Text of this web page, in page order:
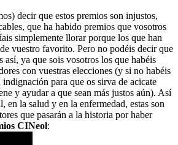
decir que estos premios son injustos,
que ha habido premios que vosotros
simplemente llorar porque los que han
vuestro favorito. Pero no podéis decir que
así, ya que sois vosotros los que habéis
con vuestras elecciones (y si no habéis
para que os sirva de acicate
y ayudar a que sean más justos aún). Así
en la salud y en la enfermedad, estas son
que pasarán a la historia por haber
CINeol: